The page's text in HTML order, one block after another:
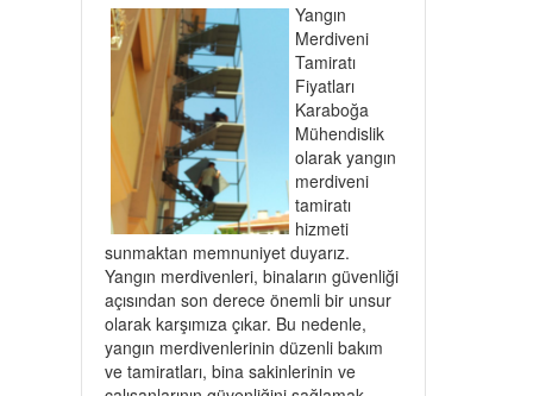
Yangın
Merdiveni
Tamiratı
Fiyatları
Karaboğa
Mühendislik
olarak yangın
merdiveni
tamiratı
hizmeti
sunmaktan memnuniyet duyarız.
Yangın merdivenleri, binaların güvenliği
açısından son derece önemli bir unsur
olarak karşımıza çıkar. Bu nedenle,
yangın merdivenlerinin düzenli bakım
ve tamiratları, bina sakinlerinin ve